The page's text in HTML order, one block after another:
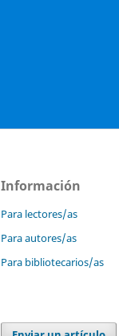
Información
Para lectores/as
Para autores/as
Para bibliotecarios/as